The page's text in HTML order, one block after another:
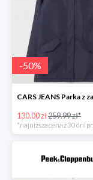
-50%
130.00 zł259.99 zł*